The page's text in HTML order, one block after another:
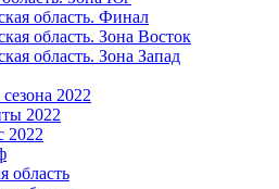
область. Финал
область. Зона Восток
область. Зона Запад
2022
2022
2022
область